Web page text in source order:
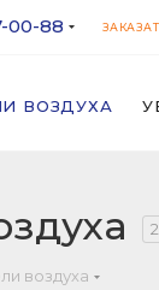
00-88
ВОЗДУХА
воздуха